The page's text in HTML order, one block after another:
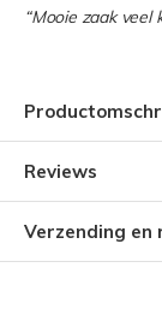
“Mooie zaak veel
Reviews
Verzending en